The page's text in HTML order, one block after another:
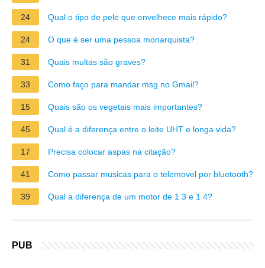
24 Qual o tipo de pele que envelhece mais rápido?
24 O que é ser uma pessoa monarquista?
31 Quais multas são graves?
33 Como faço para mandar msg no Gmail?
15 Quais são os vegetais mais importantes?
45 Qual é a diferença entre o leite UHT e longa vida?
17 Precisa colocar aspas na citação?
41 Como passar musicas para o telemovel por bluetooth?
39 Qual a diferença de um motor de 1 3 e 1 4?
PUB